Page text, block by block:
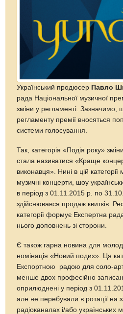
Український продюсер Павло
рада Національної музичної
зміни у регламенті. Зазначимо,
регламенту премії вносяться
системи голосування.
Так, категорія «Подія року»
стала називатися «Краще
виконавця». Нині в цій
музичні концерти, шоу
в період з 01.11.2015 р. по
здійснювався продаж квитків.
категорії формує Експертна
нього доповнень зі сторони.
Є також гарна новина для
номінація «Новий подих». Ця
Експортною радою для соло-
менше двох професійно
оприлюднені у період з
але не перебували в ротації на
радіоканалах і/або українських